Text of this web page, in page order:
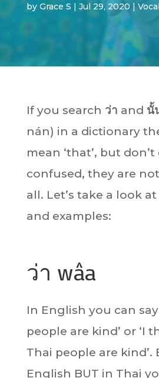
by Grace S | Jul 29, 2020 |
If you search ว่า and นั้
nán) in a dictionary
mean ‘that’, but
confused, they are
all. Let’s take a look
and examples:
ว่า wâa
In English you can
people are kind’ or ‘I
Thai people are kind’.
English BUT in Thai